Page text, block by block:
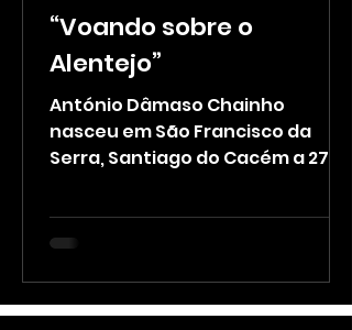
“Voando sobre o
Alentejo”
António Dâmaso Chainho
nasceu em São Francisco da
Serra, Santiago do Cacém a 27
Chainho, como era
carinhosamente conhecido por
Guitarra Portuguesa e Amigo
fraterno – foi sócio fundador do